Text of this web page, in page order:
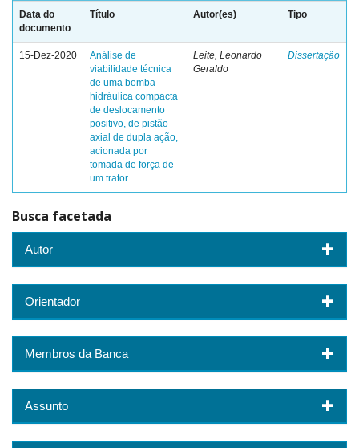
Data do
documento
Título Autor(es) Tipo
15-Dez-2020
Análise de
viabilidade técnica
de uma bomba
hidráulica compacta
de deslocamento
positivo, de pistão
axial de dupla ação,
acionada por
tomada de força de
um trator
Leite, Leonardo
Geraldo
Dissertação
Busca facetada
Autor
Orientador
Membros da Banca
Assunto